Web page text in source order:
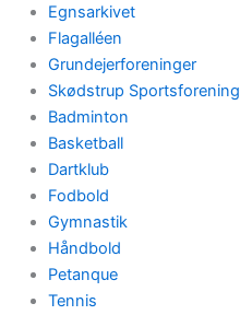
Egnsarkivet
Flagalléen
Grundejerforeninger
Skødstrup Sportsforening
Badminton
Basketball
Dartklub
Fodbold
Gymnastik
Håndbold
Petanque
Tennis